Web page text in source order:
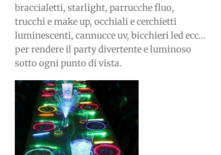
braccialetti, starlight, parrucche fluo,
trucchi e make up, occhiali e cerchietti
luminescenti, cannucce uv, bicchieri led ecc…
per rendere il party divertente e luminoso
sotto ogni punto di vista.